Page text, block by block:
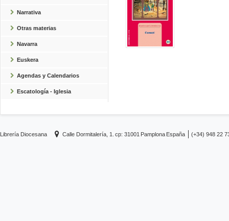
Narrativa
Otras materias
Navarra
Euskera
Agendas y Calendarios
Escatología - Iglesia
Librería Diocesana Calle Dormitalería, 1. cp: 31001 Pamplona España (+34) 948 22